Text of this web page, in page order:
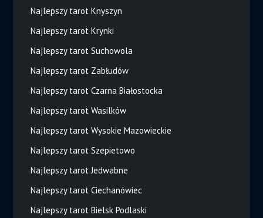
Najlepszy tarot Knyszyn
Najlepszy tarot Krynki
Najlepszy tarot Suchowola
Najlepszy tarot Zabłudów
Najlepszy tarot Czarna Białostocka
Najlepszy tarot Wasilków
Najlepszy tarot Wysokie Mazowieckie
Najlepszy tarot Szepietowo
Najlepszy tarot Jedwabne
Najlepszy tarot Ciechanówiec
Najlepszy tarot Bielsk Podlaski